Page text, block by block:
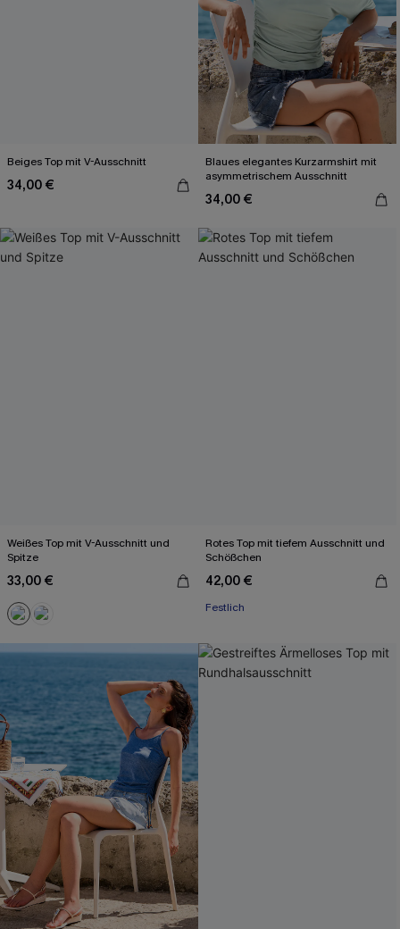
Beiges Top mit V-Ausschnitt
34,00 €
Blaues elegantes Kurzarmshirt mit
asymmetrischem Ausschnitt
34,00 €
Weißes Top mit V-Ausschnitt und
Spitze
33,00 €
Rotes Top mit tiefem Ausschnitt und
Schößchen
42,00 €
Festlich